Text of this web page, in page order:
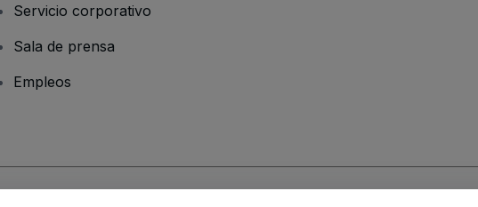
Servicio corporativo
Sala de prensa
Empleos